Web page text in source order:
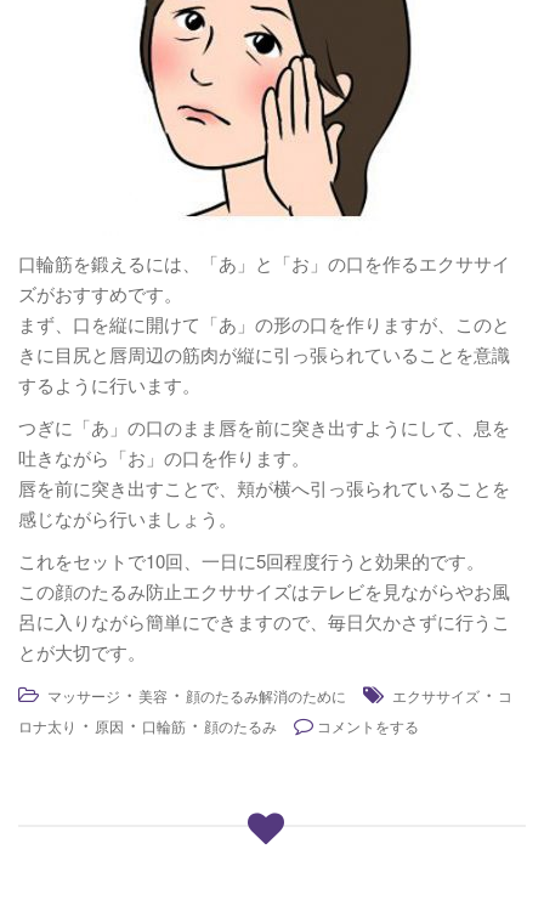
口輪筋を鍛えるには、「あ」と「お」の口を作るエクササイ
ズがおすすめです。
まず、口を縦に開けて「あ」の形の口を作りますが、このと
きに目尻と唇周辺の筋肉が縦に引っ張られていることを意識
するように行います。
つぎに「あ」の口のまま唇を前に突き出すようにして、息を
吐きながら「お」の口を作ります。
唇を前に突き出すことで、頬が横へ引っ張られていることを
感じながら行いましょう。
これをセットで10回、一日に5回程度行うと効果的です。
この顔のたるみ防止エクササイズはテレビを見ながらやお風
呂に入りながら簡単にできますので、毎日欠かさずに行うこ
とが大切です。
マッサージ ・ 美容 ・ 顔のたるみ解消のために エクササイズ ・ コ
ロナ太り ・ 原因 ・ 口輪筋 ・ 顔のたるみ コメントをする